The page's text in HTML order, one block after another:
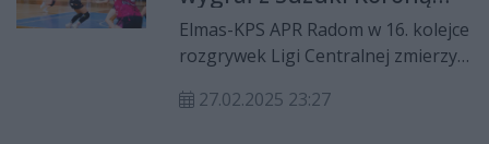
Handball Kielce!
Elmas-KPS APR Radom w 16. kolejce
rozgrywek Ligi Centralnej zmierzył
Handball Kielce. Podopieczne
27.02.2025 23:27